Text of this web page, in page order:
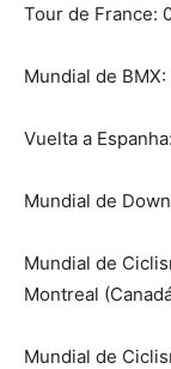
Tour de France:
Mundial de
Vuelta a
Mundial de
Mundial de
Montreal
Mundial de